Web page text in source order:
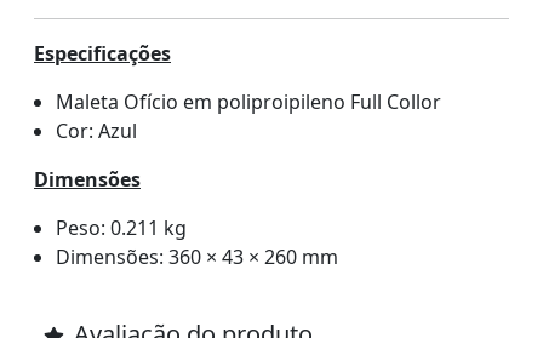
Especificações
Maleta Ofício em poliproipileno Full Collor
Cor: Azul
Dimensões
Peso: 0.211 kg
Dimensões: 360 × 43 × 260 mm